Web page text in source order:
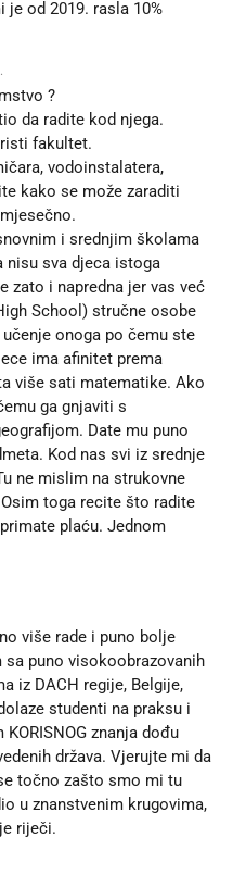
od 2019. rasla 10%
?
da radite kod njega.
fakultet.
vodoinstalatera,
kako se može zaraditi
i srednjim školama
nisu sva djeca istoga
zato i napredna jer vas već
School) stručne osobe
onoga po čemu ste
ima afinitet prema
više sati matematike. Ako
ga gnjaviti s
Date mu puno
Kod nas svi iz srednje
ne mislim na strukovne
toga recite što radite
plaću. Jednom
više rade i puno bolje
puno visokoobrazovanih
iz DACH regije, Belgije,
studenti na praksu i
znanja dođu
država. Vjerujte mi da
točno zašto smo mi tu
u znanstvenim krugovima,
riječi.